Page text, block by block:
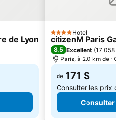
de Lyon 4 ÉtoilesHotel
citizenM Paris
8,5 Excellent (17
Paris, à 2.0 km de :
de 171 $
Consulter les prix
Consulter